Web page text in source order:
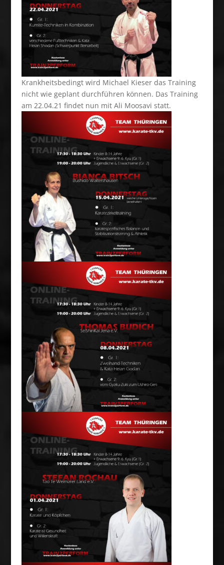
Krankheitsbedingt wird Michael Kieser das Training
nicht wie geplant durchführen können. Das Training
am 22.04.21 findet nun mit Ali Moosavi statt.